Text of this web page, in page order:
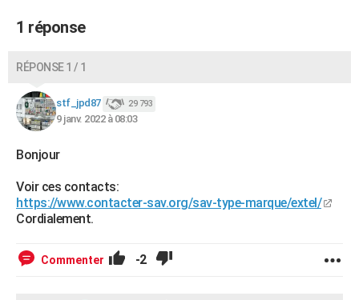
1 réponse
RÉPONSE 1 / 1
stf_jpd87 29 793
9 janv. 2022 à 08:03
Bonjour
Voir ces contacts:
https://www.contacter-sav.org/sav-type-marque/extel/
Cordialement.
Commenter -2